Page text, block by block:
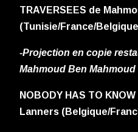
TRAVERSEES de
(Tunisie/France/
-Projection en copie
Mahmoud Ben Mahmoud
NOBODY HAS TO
Lanners (Belgique/